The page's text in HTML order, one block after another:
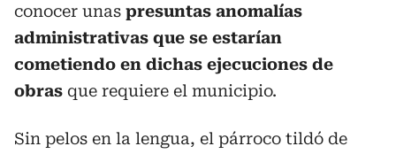
conocer unas presuntas anomalías
administrativas que se estarían
cometiendo en dichas ejecuciones de
obras que requiere el municipio.
Sin pelos en la lengua, el párroco tildó de